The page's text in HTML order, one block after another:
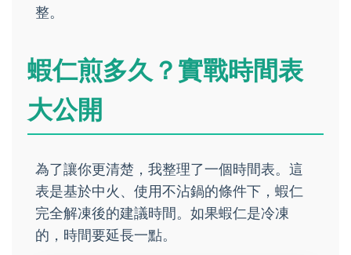
整。
蝦仁煎多久？實戰時間表
大公開
為了讓你更清楚，我整理了一個時間表。這
表是基於中火、使用不沾鍋的條件下，蝦仁
完全解凍後的建議時間。如果蝦仁是冷凍
的，時間要延長一點。